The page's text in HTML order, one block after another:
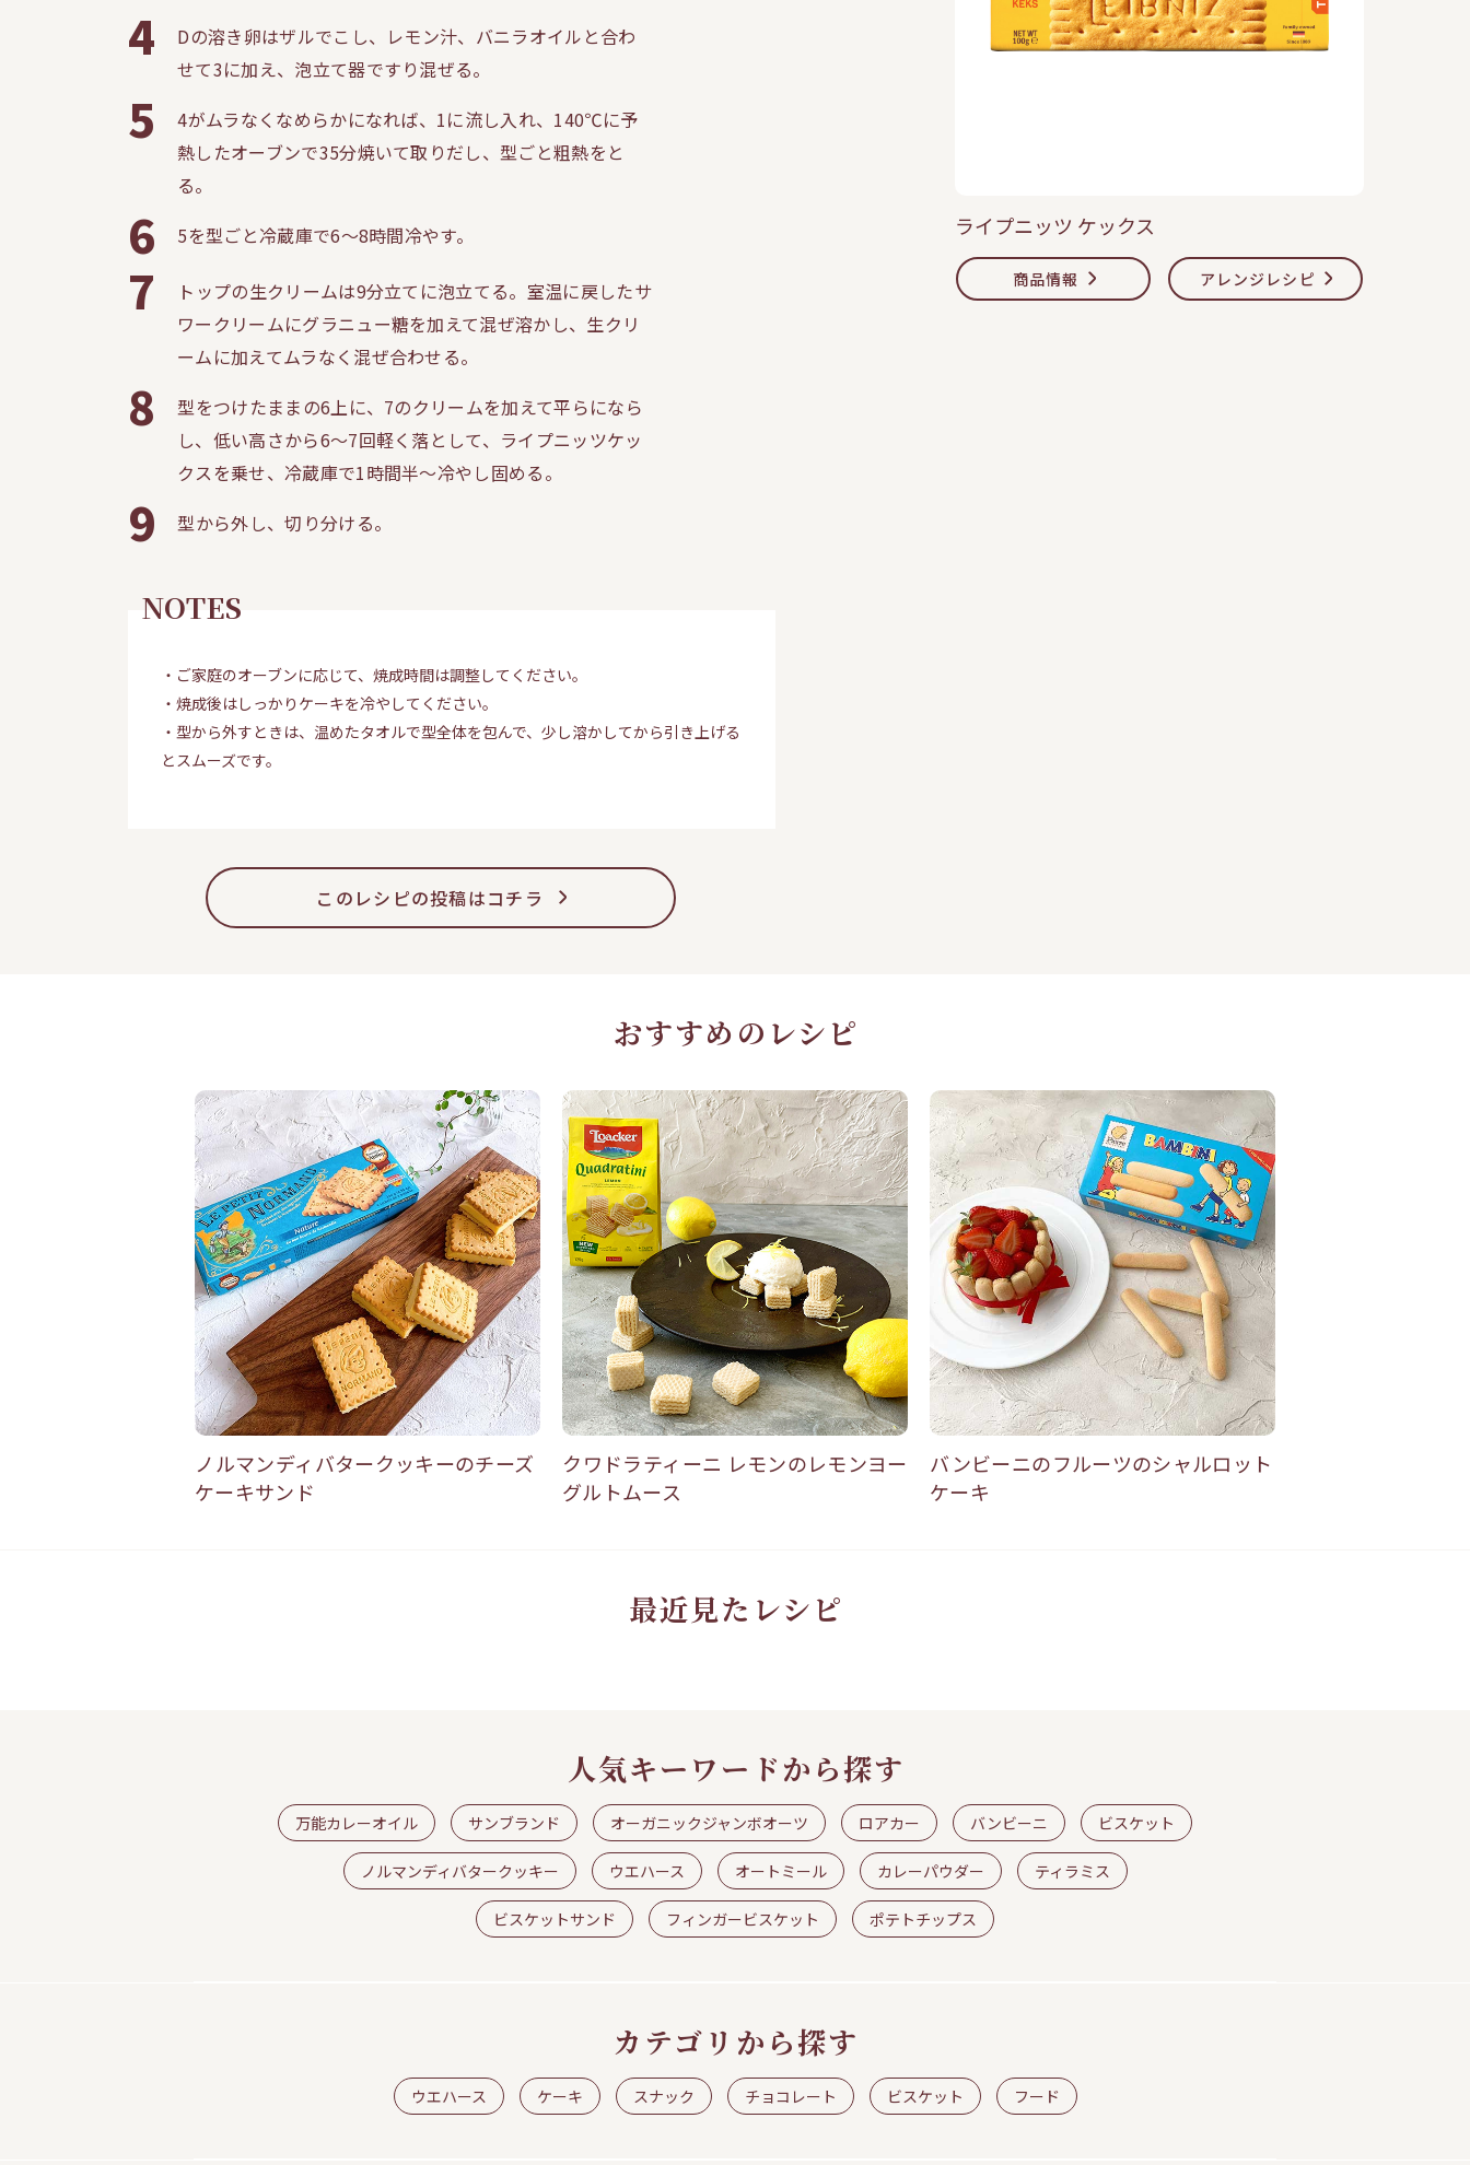
4
Dの溶き卵はザルでこし、レモン汁、バニラオイルと合わ
せて3に加え、泡立て器ですり混ぜる。
5
4がムラなくなめらかになれば、1に流し入れ、140℃に予
熱したオーブンで35分焼いて取りだし、型ごと粗熱をと
る。
6 5を型ごと冷蔵庫で6〜8時間冷やす。
7
トップの生クリームは9分立てに泡立てる。室温に戻したサ
ワークリームにグラニュー糖を加えて混ぜ溶かし、生クリ
ームに加えてムラなく混ぜ合わせる。
8
型をつけたままの6上に、7のクリームを加えて平らになら
し、低い高さから6〜7回軽く落として、ライプニッツケッ
クスを乗せ、冷蔵庫で1時間半〜冷やし固める。
9 型から外し、切り分ける。
NOTES
・ご家庭のオーブンに応じて、焼成時間は調整してください。
・焼成後はしっかりケーキを冷やしてください。
・型から外すときは、温めたタオルで型全体を包んで、少し溶かしてから引き上げる
とスムーズです。
このレシピの投稿はコチラ
ライプニッツ ケックス
商品情報 アレンジレシピ
おすすめのレシピ
ノルマンディバタークッキーのチーズ
ケーキサンド
クワドラティーニ レモンのレモンヨー
グルトムース
バンビーニのフルーツのシャルロット
ケーキ
最近見たレシピ
人気キーワードから探す
万能カレーオイル サンブランド オーガニックジャンボオーツ ロアカー バンビーニ ビスケット
ノルマンディバタークッキー ウエハース オートミール カレーパウダー ティラミス
ビスケットサンド フィンガービスケット ポテトチップス
カテゴリから探す
ウエハース ケーキ スナック チョコレート ビスケット フード